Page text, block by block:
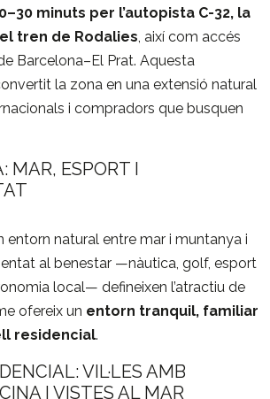
30 minuts per l’autopista C-32, la
el tren de Rodalies, així com accés
Barcelona–El Prat. Aquesta
la zona en una extensió natural
i compradors que busquen
MAR, ESPORT I
entorn natural entre mar i muntanya i
al benestar —nàutica, golf, esport
local— defineixen l’atractiu de
ofereix un entorn tranquil, familiar
residencial.
VIL·LES AMB
I VISTES AL MAR